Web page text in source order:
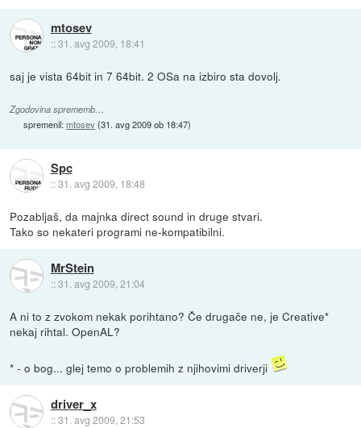
mtosev
::31. avg 2009, 18:41
saj je vista 64bit in 7 64bit. 2 OSa na izbiro sta dovolj.
Zgodovina sprememb…
spremenil:mtosev(31. avg 2009 ob 18:47)
Spc
::31. avg 2009, 18:48
Pozabljaš, da majnka direct sound in druge stvari.
Tako so nekateri programi ne-kompatibilni.
MrStein
::31. avg 2009, 21:04
A ni to z zvokom nekak porihtano? Če drugače ne, je Creative*
nekaj rihtal. OpenAL?
* - o bog... glej temo o problemih z njihovimi driverji
driver_x
::31. avg 2009, 21:53